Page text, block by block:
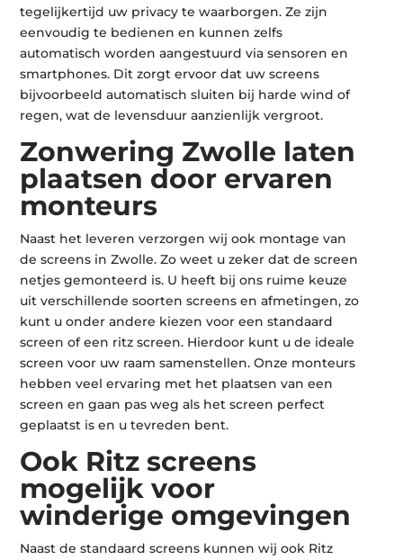
tegelijkertijd uw privacy te waarborgen. Ze zijn
eenvoudig te bedienen en kunnen zelfs
automatisch worden aangestuurd via sensoren en
smartphones. Dit zorgt ervoor dat uw screens
bijvoorbeeld automatisch sluiten bij harde wind of
regen, wat de levensduur aanzienlijk vergroot.
Zonwering Zwolle laten
plaatsen door ervaren
monteurs
Naast het leveren verzorgen wij ook montage van
de screens in Zwolle. Zo weet u zeker dat de screen
netjes gemonteerd is. U heeft bij ons ruime keuze
uit verschillende soorten screens en afmetingen, zo
kunt u onder andere kiezen voor een standaard
screen of een ritz screen. Hierdoor kunt u de ideale
screen voor uw raam samenstellen. Onze monteurs
hebben veel ervaring met het plaatsen van een
screen en gaan pas weg als het screen perfect
geplaatst is en u tevreden bent.
Ook Ritz screens
mogelijk voor
winderige omgevingen
Naast de standaard screens kunnen wij ook Ritz